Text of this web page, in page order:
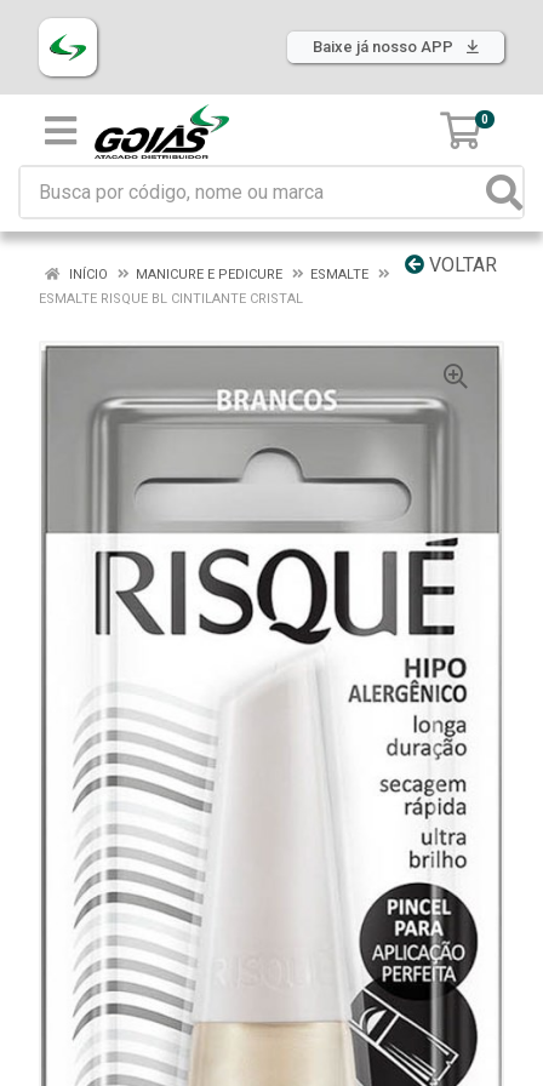
Baixe já nosso APP
0
VOLTAR
INÍCIO MANICURE E PEDICURE
ESMALTE
ESMALTE RISQUE BL CINTILANTE CRISTAL